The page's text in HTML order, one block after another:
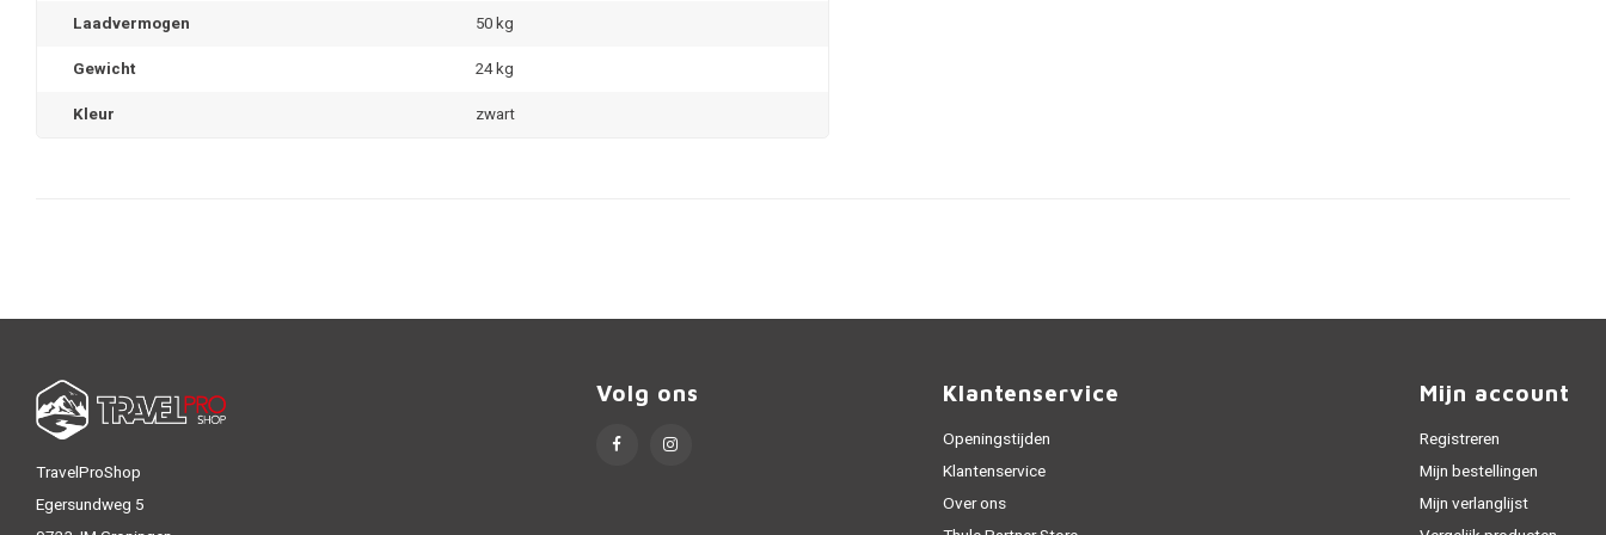
Laadvermogen
50 kg
Gewicht
24 kg
Kleur
zwart
TravelProShop
Egersundweg 5
Volg ons Klantenservice
Openingstijden
Klantenservice
Over ons
Mijn account
Registreren
Mijn bestellingen
Mijn verlanglijst